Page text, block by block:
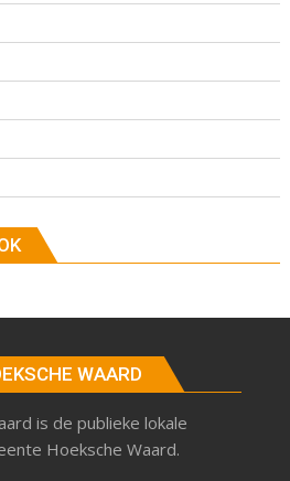
WAARD
is de publieke lokale
Hoeksche Waard.